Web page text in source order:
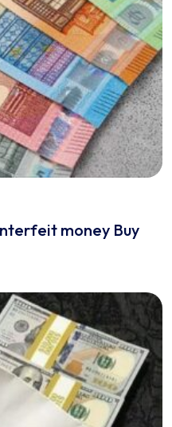
money Buy